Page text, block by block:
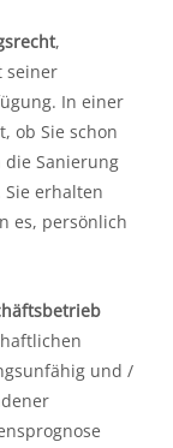
,
seiner
In einer
ob Sie schon
Sanierung
erhalten
es, persönlich
und /